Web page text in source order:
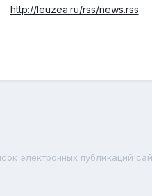
http://leuzea.ru/rss/news.rss
электронных публикаций